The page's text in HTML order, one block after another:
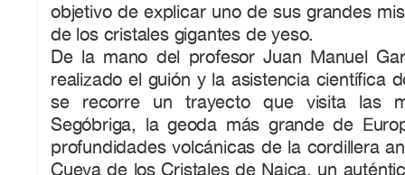
objetivo de explicar uno de sus grandes
de los cristales gigantes de yeso.
De la mano del profesor Juan Manuel
realizado el guión y la asistencia científica
se recorre un trayecto que visita las
Segóbriga, la geoda más grande de
profundidades volcánicas de la cordillera
Cueva de los Cristales de Naica, un